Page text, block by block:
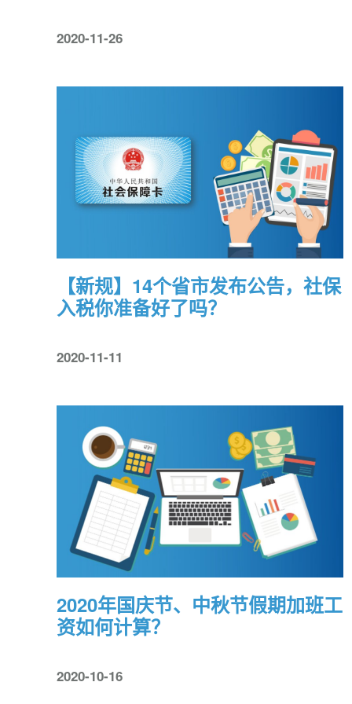
2020-11-26
【新规】14个省市发布公告，社保
入税你准备好了吗？
2020-11-11
2020年国庆节、中秋节假期加班工
资如何计算？
2020-10-16